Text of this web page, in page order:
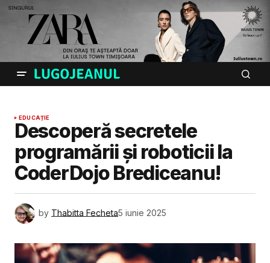
EDUCAȚIE
Descoperă secretele
programării și roboticii la
CoderDojo Brediceanu!
by Thabitta Fecheta5 iunie 2025